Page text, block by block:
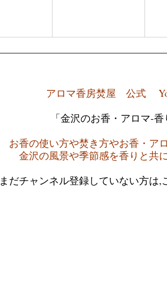
アロマ香房焚屋　公式　
「金沢のお香・アロマ-香
お香の使い方や焚き方やお香・ア
金沢の風景や季節感を香りと共
まだチャンネル登録していない方は